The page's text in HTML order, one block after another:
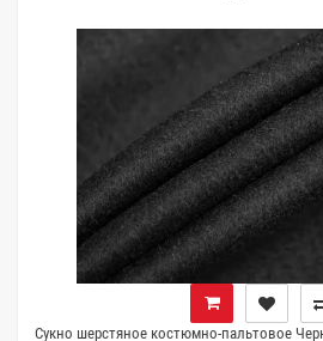
Сукно шерстяное костюмно-пальтовое